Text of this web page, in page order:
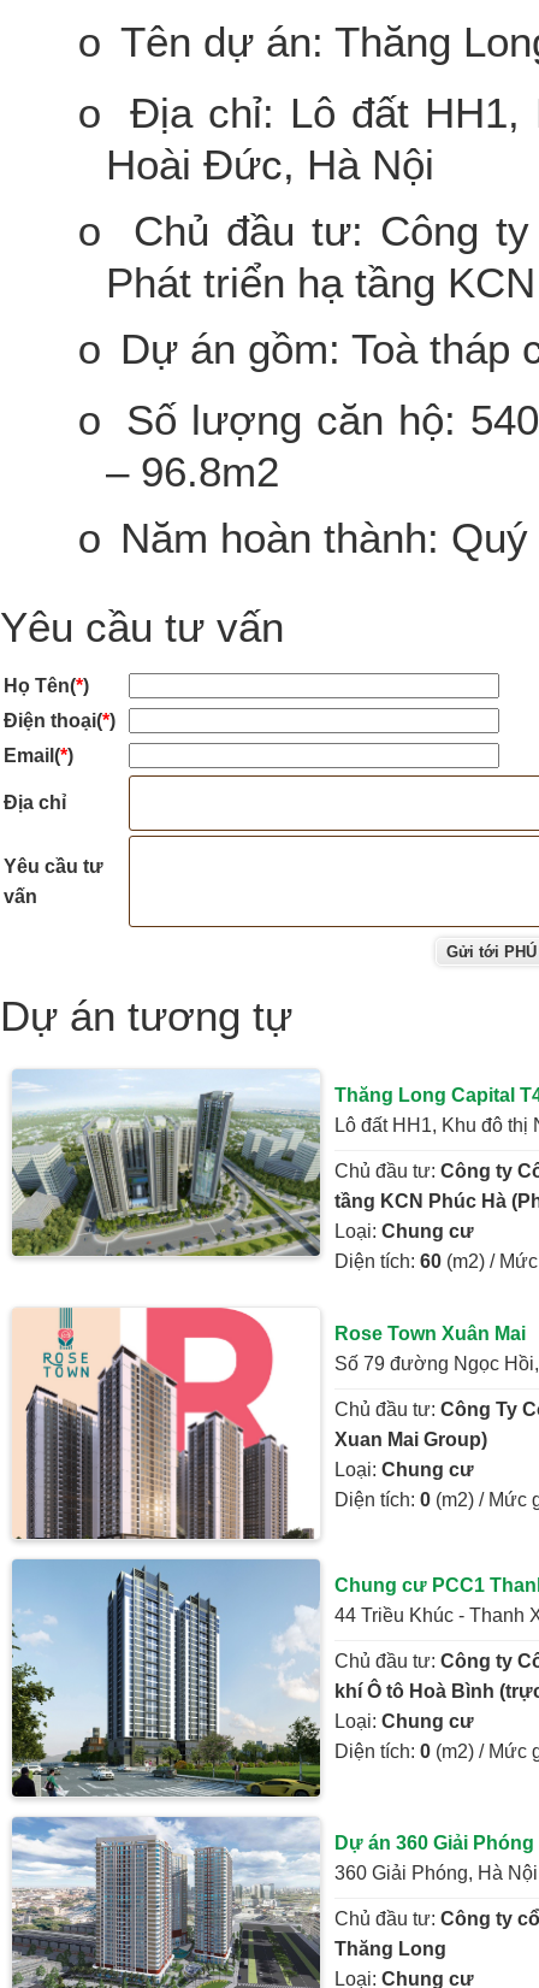
o Tên dự án: Thăng
o
Địa chỉ: Lô đất HH1,
Hoài Đức, Hà Nội
o
Chủ đầu tư: Công
Phát triển hạ tầng
o Dự án gồm: Toà tháp
o Số lượng căn hộ:
– 96.8m2
o Năm hoàn thành:
Yêu cầu tư vấn
Họ Tên(*)
Điện thoại(*)
Email(*)
Địa chỉ
Yêu cầu tư
vấn
Dự án tương tự
Thăng Long Capital
Lô đất HH1, Khu đô
Chủ đầu tư: Công ty
tầng KCN Phúc Hà
Loại: Chung cư
Diện tích: 60 (m2) /
Rose Town Xuân Mai
Số 79 đường Ngọc
Chủ đầu tư: Công Ty
Xuan Mai Group)
Loại: Chung cư
Diện tích: 0 (m2) / Mức
Chung cư PCC1
44 Triều Khúc - Thanh
Chủ đầu tư: Công ty
khí Ô tô Hoà Bình
Loại: Chung cư
Diện tích: 0 (m2) / Mức
Dự án 360 Giải Phóng
360 Giải Phóng, Hà Nội
Chủ đầu tư: Công ty
Thăng Long
Loại: Chung cư